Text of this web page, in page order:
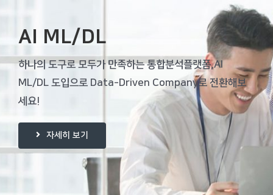
AI ML/DL
하나의 도구로 모두가 만족하는 통합분석플랫폼,AI
ML/DL 도입으로 Data-Driven Company로 전환해보
세요!
자세히 보기